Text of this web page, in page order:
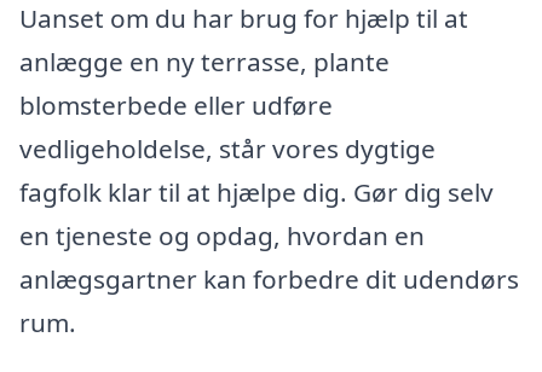
Uanset om du har brug for hjælp til at
anlægge en ny terrasse, plante
blomsterbede eller udføre
vedligeholdelse, står vores dygtige
fagfolk klar til at hjælpe dig. Gør dig selv
en tjeneste og opdag, hvordan en
anlægsgartner kan forbedre dit udendørs
rum.